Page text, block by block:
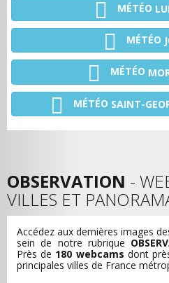
MÉTÉO
MÉTÉO
MÉTÉO
MÉTÉO SAINT-
OBSERVATION -
VILLES ET
Accédez aux dernières images
sein de notre rubrique
Près de 180 webcams dont
principales villes de France